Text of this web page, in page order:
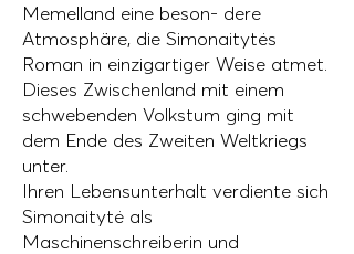
Memelland eine beson- dere
Atmosphäre, die Simonaitytės
Roman in einzigartiger Weise atmet.
Dieses Zwischenland mit einem
schwebenden Volkstum ging mit
dem Ende des Zweiten Weltkriegs
unter.
Ihren Lebensunterhalt verdiente sich
Simonaitytė als
Maschinenschreiberin und